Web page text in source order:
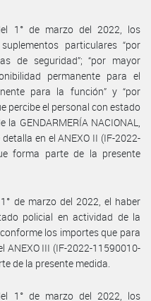
1° de marzo del 2022, los
particulares “por
de seguridad”; “por mayor
permanente para el
para la función” y “por
percibe el personal con estado
GENDARMERÍA NACIONAL,
en el ANEXO II (IF-2022-
forma parte de la presente
de marzo del 2022, el haber
policial en actividad de la
conforme los importes que para
ANEXO III (IF-2022-11590010-
de la presente medida.
1° de marzo del 2022, los